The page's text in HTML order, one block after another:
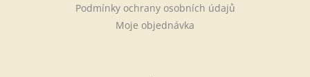
Podmínky ochrany osobních údajů
Moje objednávka